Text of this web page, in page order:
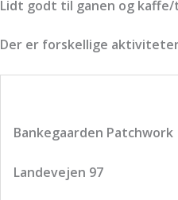
Lidt godt til ganen og kaffe/
Der er forskellige
Bankegaarden Patchwork
Landevejen 97